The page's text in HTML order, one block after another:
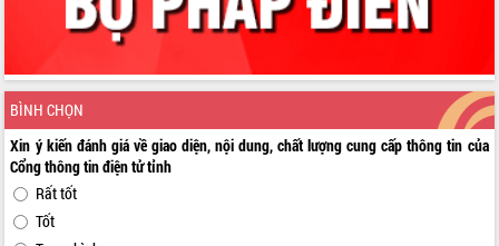
BÌNH CHỌN
Xin ý kiến đánh giá về giao diện, nội dung, chất lượng cung cấp thông tin của
Cổng thông tin điện tử tỉnh
Rất tốt
Tốt